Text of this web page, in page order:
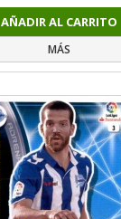
AÑADIR AL CARRITO
MÁS